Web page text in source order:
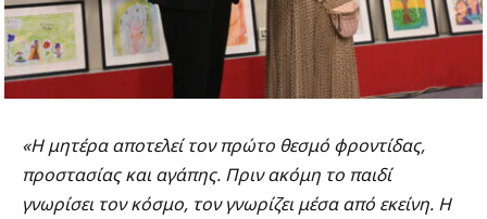
«Η μητέρα αποτελεί τον πρώτο θεσμό φροντίδας,
προστασίας και αγάπης. Πριν ακόμη το παιδί
γνωρίσει τον κόσμο, τον γνωρίζει μέσα από εκείνη. Η